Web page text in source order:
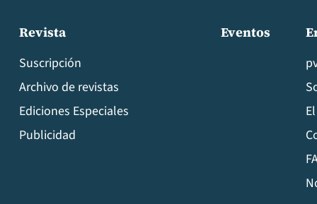
Revista
Suscripción
Archivo de revistas
Ediciones Especiales
Publicidad
Eventos